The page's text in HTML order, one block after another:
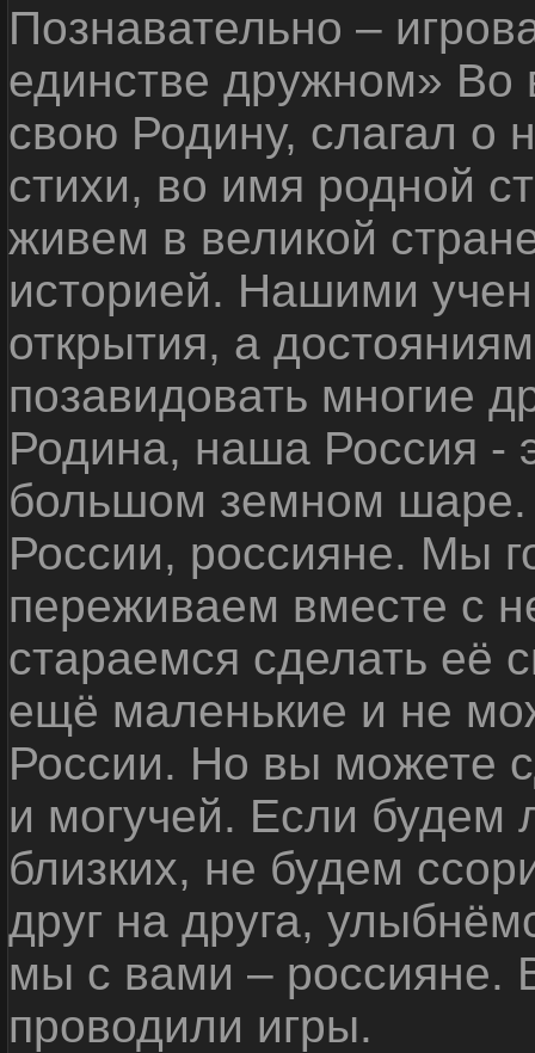
Познавательно –
единстве дружном»
свою Родину, слагал о
стихи, во имя родной
живем в великой
историей. Нашими
открытия, а
позавидовать многие
Родина, наша Россия -
большом земном
России, россияне. Мы
переживаем вместе с
стараемся сделать её
ещё маленькие и не
России. Но вы можете
и могучей. Если будем
близких, не будем
друг на друга,
мы с вами – россияне.
проводили игры.